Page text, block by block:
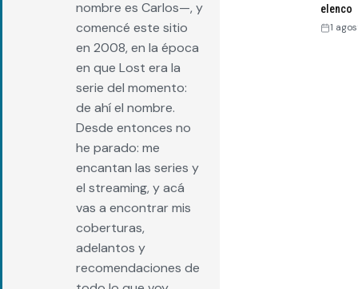
nombre es Carlos—, y
comencé este sitio
en 2008, en la época
en que Lost era la
serie del momento:
de ahí el nombre.
Desde entonces no
he parado: me
encantan las series y
el streaming, y acá
vas a encontrar mis
coberturas,
adelantos y
recomendaciones de
elenco
1